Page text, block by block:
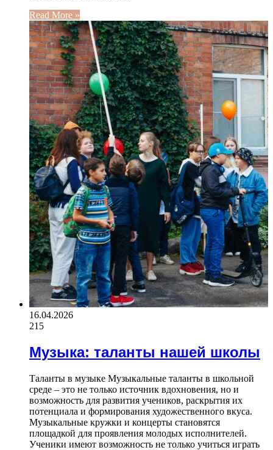
Read More »
16.04.2026
215
Музыка: таланты нашей школы
Таланты в музыке Музыкальные таланты в школьной
среде – это не только источник вдохновения, но и
возможность для развития учеников, раскрытия их
потенциала и формирования художественного вкуса.
Музыкальные кружки и концерты становятся
площадкой для проявления молодых исполнителей.
Ученики имеют возможность не только учиться играть